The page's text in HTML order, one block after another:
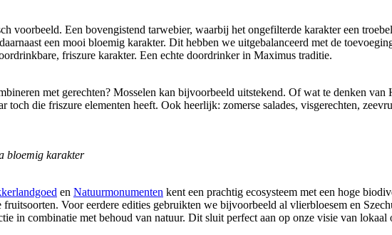
voorbeeld. Een bovengistend tarwebier, waarbij het ongefilterde karakter een
een mooi bloemig karakter. Dit hebben we uitgebalanceerd met de
friszure karakter. Een echte doordrinker in Maximus traditie.
met gerechten? Mosselen kan bijvoorbeeld uitstekend. Of wat te denken
toch die friszure elementen heeft. Ook heerlijk: zomerse salades, visgerechten,
bloemig karakter
en Natuurmonumenten kent een prachtig ecosysteem met een hoge
fruitsoorten. Voor eerdere edities gebruikten we bijvoorbeeld al vlierbloesem en
in combinatie met behoud van natuur. Dit sluit perfect aan op onze visie van